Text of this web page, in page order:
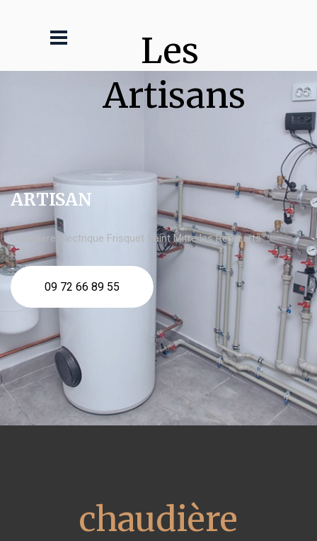
Les
Artisans
ARTISAN
chaudière électrique Frisquet Saint Mitre les Remparts
09 72 66 89 55
chaudière